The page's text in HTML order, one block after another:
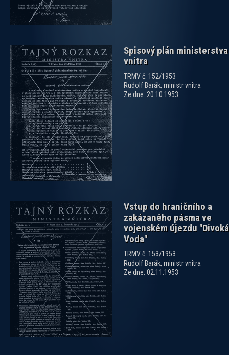
Spisový plán ministerstva
vnitra
TRMV č. 152/1953
Rudolf Barák, ministr vnitra
Ze dne: 20.10.1953
Vstup do hraničního a
zakázaného pásma ve
vojenském újezdu "Divoká
Voda"
TRMV č. 153/1953
Rudolf Barák, ministr vnitra
Ze dne: 02.11.1953
zobrazit PDF dokument